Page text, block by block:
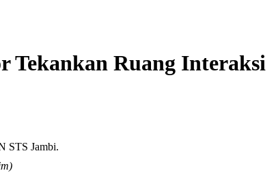
Tekankan Ruang Interaksi